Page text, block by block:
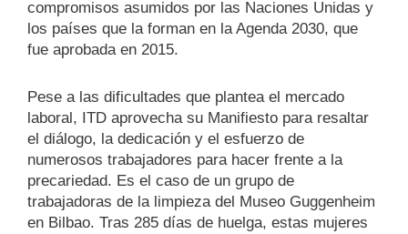
compromisos asumidos por las Naciones Unidas y
los países que la forman en la Agenda 2030, que
fue aprobada en 2015.
Pese a las dificultades que plantea el mercado
laboral, ITD aprovecha su Manifiesto para resaltar
el diálogo, la dedicación y el esfuerzo de
numerosos trabajadores para hacer frente a la
precariedad. Es el caso de un grupo de
trabajadoras de la limpieza del Museo Guggenheim
en Bilbao. Tras 285 días de huelga, estas mujeres